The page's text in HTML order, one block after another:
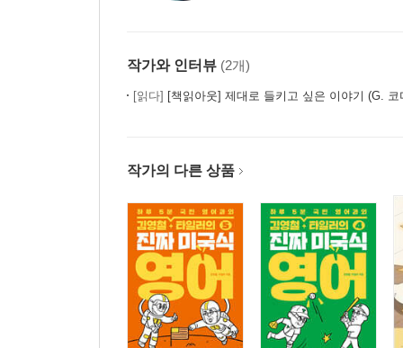
작가와 인터뷰 (2개)
[읽다] [책읽아웃] 제대로 들키고 싶은 이야기 (G. 코
작가의 다른 상품